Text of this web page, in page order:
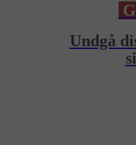
Undgå